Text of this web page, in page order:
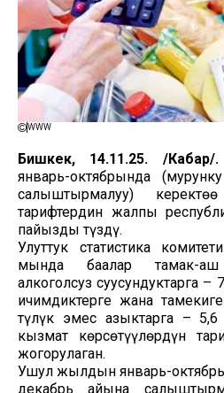
WWW
Бишкек, 14.11.25. /Кабар/.
январь-октябрында
салыштырмалуу)
тарифтердин жалпы
пайызды түздү.
Улуттук статистика
мында баалар тамак-
алкоголсуз суусундуктарга –
ичимдиктерге жана
түлүк эмес азыктарга –
кызмат көрсөтүүлөрдүн
жогорулаган.
Ушул жылдын январь-
декабрь айына